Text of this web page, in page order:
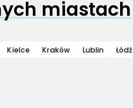
miastach
Kielce Kraków Lublin Łódź